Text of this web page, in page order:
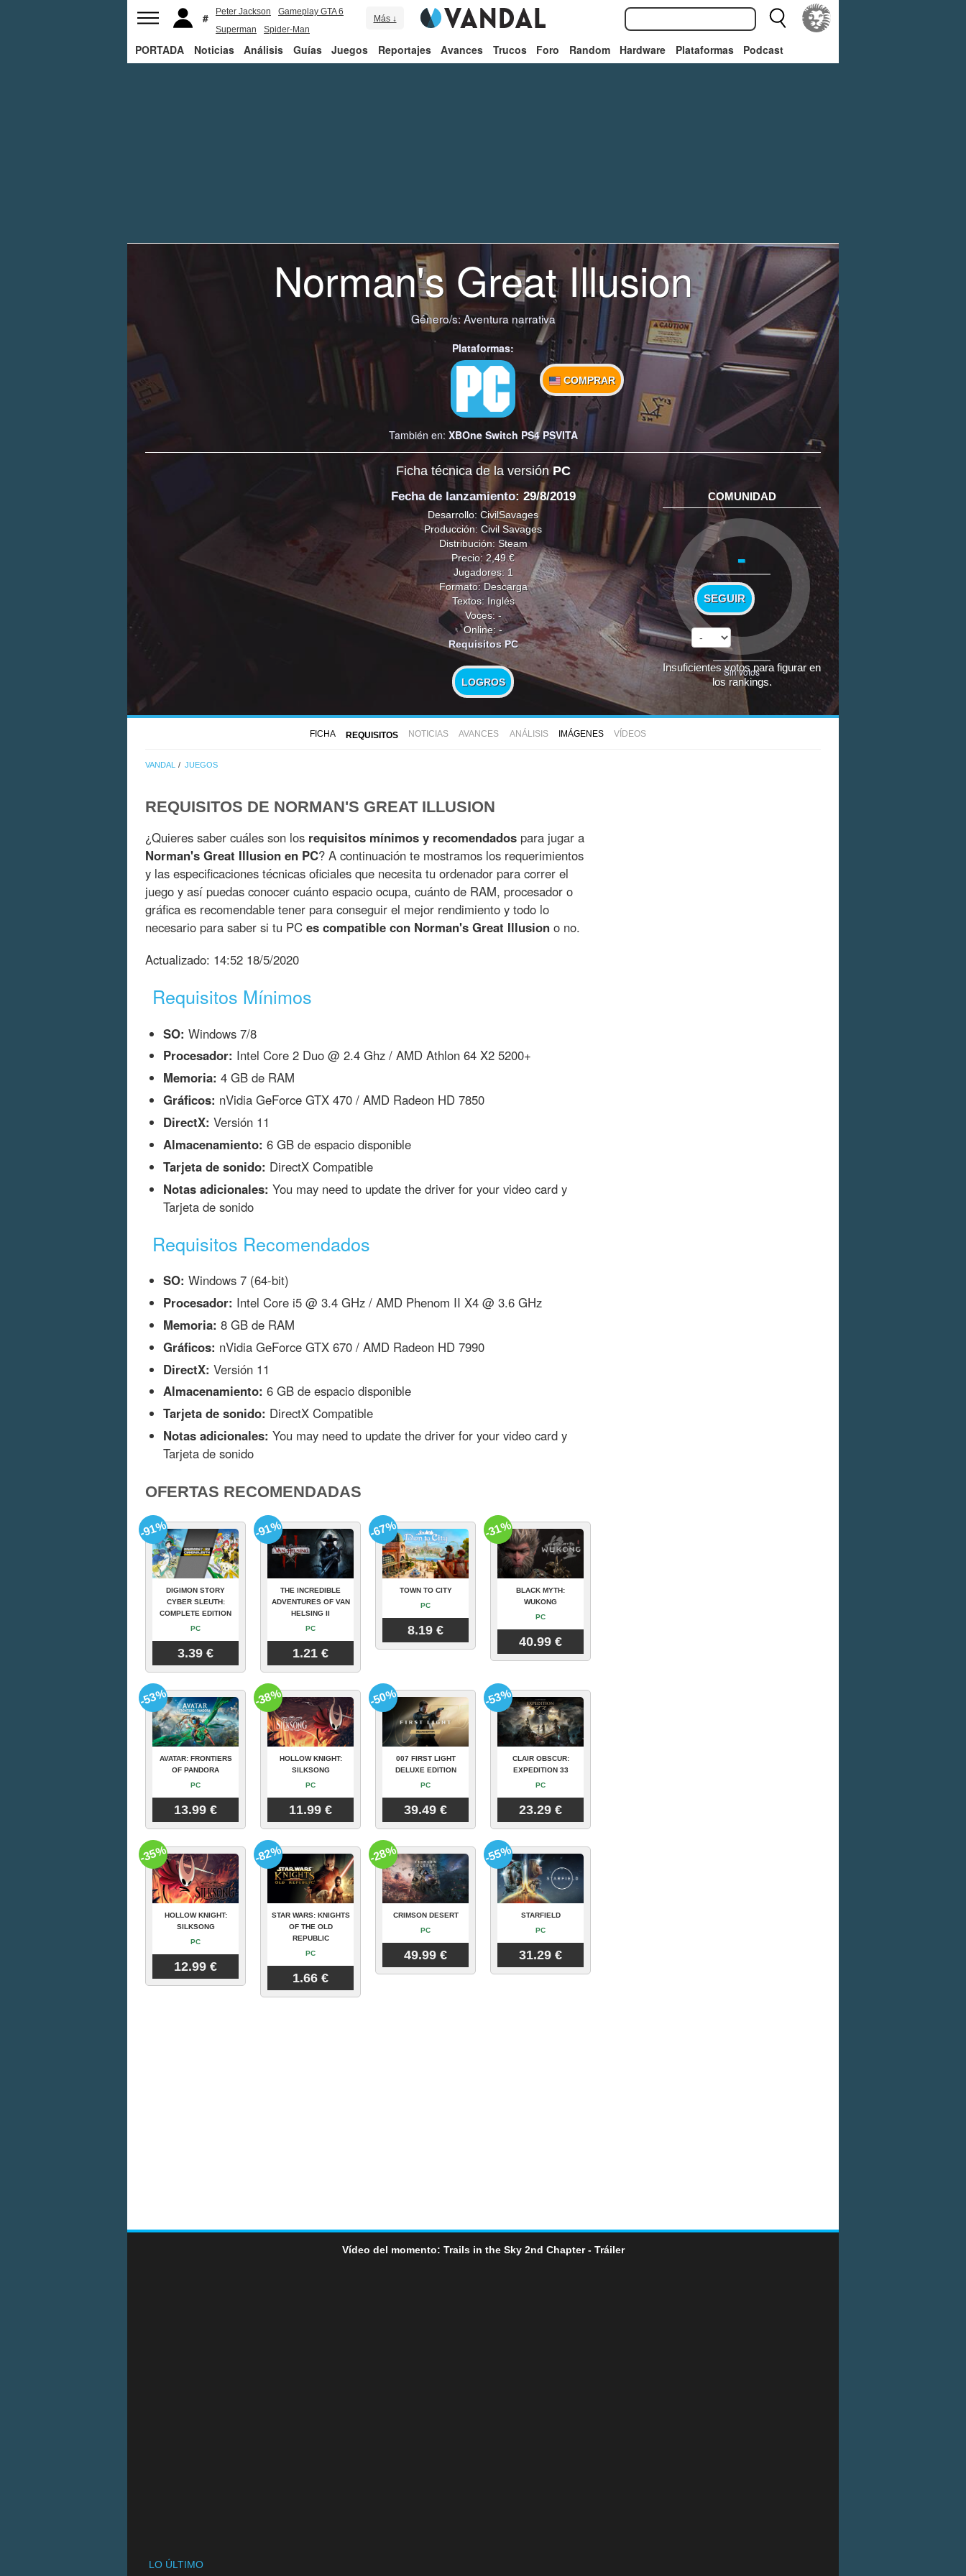
Peter Jackson
Gameplay GTA 6
Superman
Spider-Man
Más ↓
PORTADA Noticias Análisis Guías Juegos Reportajes Avances Trucos Foro Random Hardware Plataformas Podcast
Norman's Great Illusion
Género/s:Aventura narrativa
Plataformas:
COMPRAR
También en: XBOne Switch PS4 PSVITA
Ficha técnica de la versiónPC
Fecha de lanzamiento: 29/8/2019
Desarrollo: CivilSavages
Producción: Civil Savages
Distribución: Steam
Precio: 2,49 €
Jugadores: 1
Formato: Descarga
Textos: Inglés
Voces: -
Online: -
Requisitos PC
LOGROS
COMUNIDAD
-
SEGUIR
Sin votos
Insuficientes votos para figurar en
los rankings.
FICHA REQUISITOS NOTICIAS AVANCES ANÁLISIS IMÁGENES VÍDEOS
VANDAL JUEGOS
REQUISITOS DE NORMAN'S GREAT ILLUSION
¿Quieres saber cuáles son los requisitos mínimos y recomendados para jugar a
Norman's Great Illusion en PC? A continuación te mostramos los requerimientos
y las especificaciones técnicas oficiales que necesita tu ordenador para correr el
juego y así puedas conocer cuánto espacio ocupa, cuánto de RAM, procesador o
gráfica es recomendable tener para conseguir el mejor rendimiento y todo lo
necesario para saber si tu PC es compatible con Norman's Great Illusion o no.
Actualizado: 14:52 18/5/2020
Requisitos Mínimos
SO: Windows 7/8
Procesador: Intel Core 2 Duo @ 2.4 Ghz / AMD Athlon 64 X2 5200+
Memoria: 4 GB de RAM
Gráficos: nVidia GeForce GTX 470 / AMD Radeon HD 7850
DirectX: Versión 11
Almacenamiento: 6 GB de espacio disponible
Tarjeta de sonido: DirectX Compatible
Notas adicionales: You may need to update the driver for your video card y
Tarjeta de sonido
Requisitos Recomendados
SO: Windows 7 (64-bit)
Procesador: Intel Core i5 @ 3.4 GHz / AMD Phenom II X4 @ 3.6 GHz
Memoria: 8 GB de RAM
Gráficos: nVidia GeForce GTX 670 / AMD Radeon HD 7990
DirectX: Versión 11
Almacenamiento: 6 GB de espacio disponible
Tarjeta de sonido: DirectX Compatible
Notas adicionales: You may need to update the driver for your video card y
Tarjeta de sonido
OFERTAS RECOMENDADAS
DIGIMON STORY
CYBER SLEUTH:
COMPLETE EDITION
PC
3.39 €
-91%
THE INCREDIBLE
ADVENTURES OF VAN
HELSING II
PC
1.21 €
-91%
TOWN TO CITY
PC
8.19 €
-67%
BLACK MYTH:
WUKONG
PC
40.99 €
-31%
AVATAR: FRONTIERS
OF PANDORA
PC
13.99 €
-53%
HOLLOW KNIGHT:
SILKSONG
PC
11.99 €
-38%
007 FIRST LIGHT
DELUXE EDITION
PC
39.49 €
-50%
CLAIR OBSCUR:
EXPEDITION 33
PC
23.29 €
-53%
HOLLOW KNIGHT:
SILKSONG
PC
12.99 €
-35%
STAR WARS: KNIGHTS
OF THE OLD
REPUBLIC
PC
1.66 €
-82%
CRIMSON DESERT
PC
49.99 €
-28%
STARFIELD
PC
31.29 €
-55%
Vídeo del momento: Trails in the Sky 2nd Chapter - Tráiler
LO ÚLTIMO